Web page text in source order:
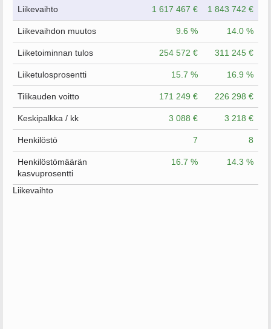
Liikevaihto 1 617 467 € 1 843 742 €
Liikevaihdon muutos 9.6 % 14.0 %
Liiketoiminnan tulos 254 572 € 311 245 €
Liiketulosprosentti 15.7 % 16.9 %
Tilikauden voitto 171 249 € 226 298 €
Keskipalkka / kk 3 088 € 3 218 €
Henkilöstö 7 8
Henkilöstömäärän
kasvuprosentti
16.7 % 14.3 %
Liikevaihto